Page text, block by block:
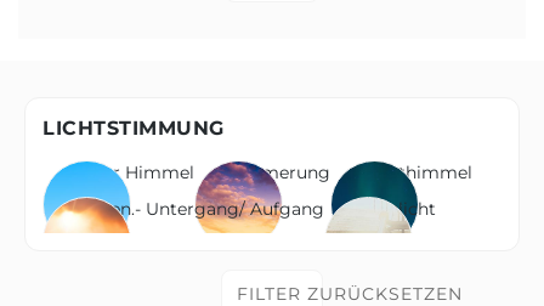
LICHTSTIMMUNG
blauer Himmel Dämmerung
Nachthimmel
Sonnen.- Untergang/ Aufgang
Tageslicht
FILTER ZURÜCKSETZEN